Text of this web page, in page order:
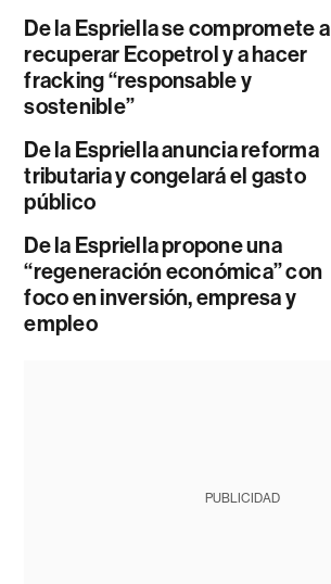
De la Espriella se compromete a
recuperar Ecopetrol y a hacer
fracking “responsable y
sostenible”
De la Espriella anuncia reforma
tributaria y congelará el gasto
público
De la Espriella propone una
“regeneración económica” con
foco en inversión, empresa y
empleo
PUBLICIDAD